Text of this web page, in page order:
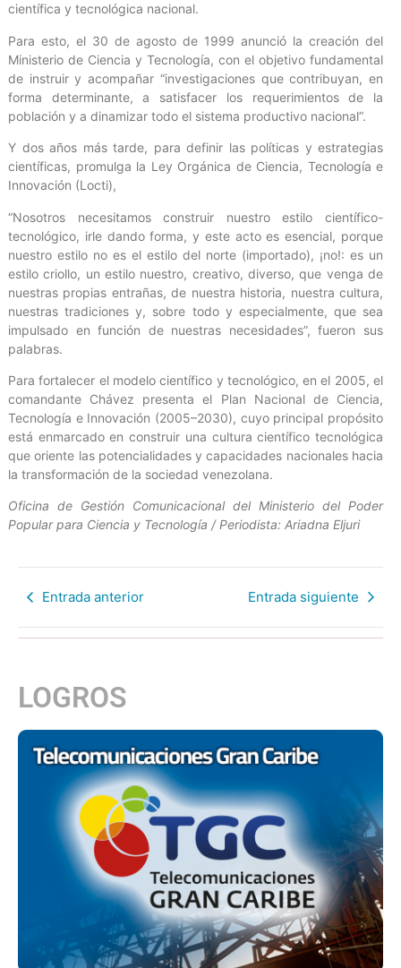
científica y tecnológica nacional.
Para esto, el 30 de agosto de 1999 anunció la creación del
Ministerio de Ciencia y Tecnología, con el objetivo fundamental
de instruir y acompañar “investigaciones que contribuyan, en
forma determinante, a satisfacer los requerimientos de la
población y a dinamizar todo el sistema productivo nacional”.
Y dos años más tarde, para definir las políticas y estrategias
científicas, promulga la Ley Orgánica de Ciencia, Tecnología e
Innovación (Locti),
“Nosotros necesitamos construir nuestro estilo científico-
tecnológico, irle dando forma, y este acto es esencial, porque
nuestro estilo no es el estilo del norte (importado), ¡no!: es un
estilo criollo, un estilo nuestro, creativo, diverso, que venga de
nuestras propias entrañas, de nuestra historia, nuestra cultura,
nuestras tradiciones y, sobre todo y especialmente, que sea
impulsado en función de nuestras necesidades”, fueron sus
palabras.
Para fortalecer el modelo científico y tecnológico, en el 2005, el
comandante Chávez presenta el Plan Nacional de Ciencia,
Tecnología e Innovación (2005–2030), cuyo principal propósito
está enmarcado en construir una cultura científico tecnológica
que oriente las potencialidades y capacidades nacionales hacia
la transformación de la sociedad venezolana.
Oficina de Gestión Comunicacional del Ministerio del Poder
Popular para Ciencia y Tecnología / Periodista: Ariadna Eljuri
Entrada anterior Entrada siguiente
LOGROS